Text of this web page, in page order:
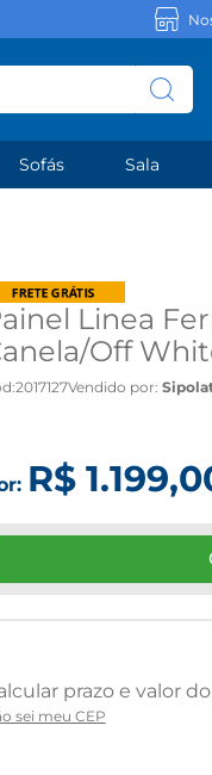
Sofás Sala
Linea
Off
:2017127Vendido por:
R$ 1.199,
sei meu CEP